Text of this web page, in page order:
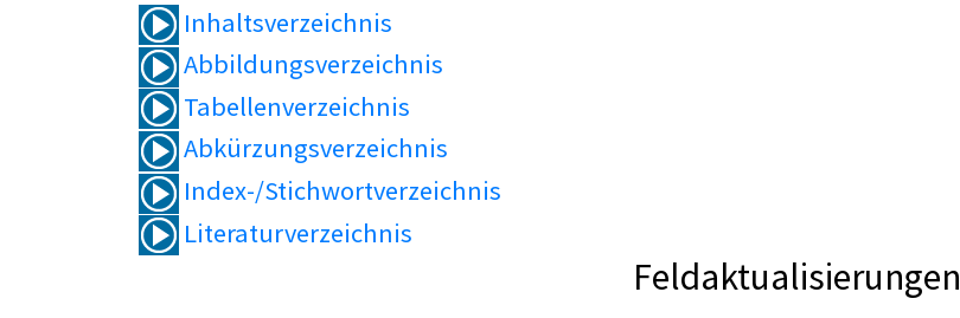
Inhaltsverzeichnis
Abbildungsverzeichnis
Tabellenverzeichnis
Abkürzungsverzeichnis
Index-/Stichwortverzeichnis
Literaturverzeichnis
Feldaktualisierungen